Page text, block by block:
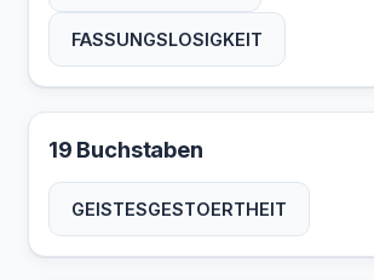
FASSUNGSLOSIGKEIT
19 Buchstaben
GEISTESGESTOERTHEIT